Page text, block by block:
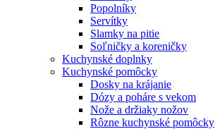
Popolníky
Servítky
Slamky na pitie
Soľničky a koreničky
Kuchynské doplnky
Kuchynské pomôcky
Dosky na krájanie
Dózy a poháre s vekom
Nože a držiaky nožov
Rôzne kuchynské pomôcky